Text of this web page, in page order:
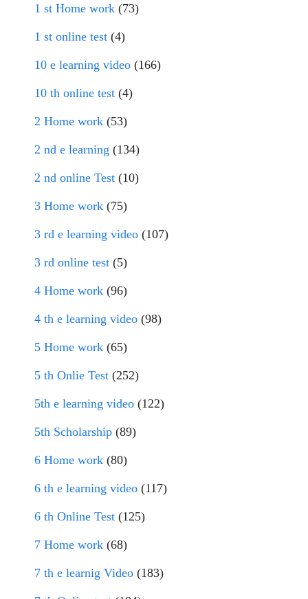
1 st Home work (73)
1 st online test (4)
10 e learning video (166)
10 th online test (4)
2 Home work (53)
2 nd e learning (134)
2 nd online Test (10)
3 Home work (75)
3 rd e learning video (107)
3 rd online test (5)
4 Home work (96)
4 th e learning video (98)
5 Home work (65)
5 th Onlie Test (252)
5th e learning video (122)
5th Scholarship (89)
6 Home work (80)
6 th e learning video (117)
6 th Online Test (125)
7 Home work (68)
7 th e learnig Video (183)